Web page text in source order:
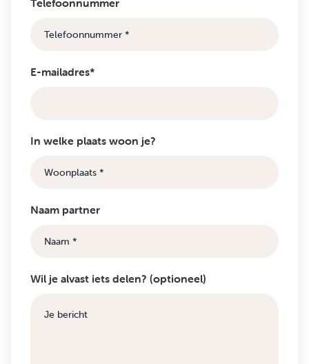
Telefoonnummer
E-mailadres*
In welke plaats woon je?
Naam partner
Wil je alvast iets delen? (optioneel)